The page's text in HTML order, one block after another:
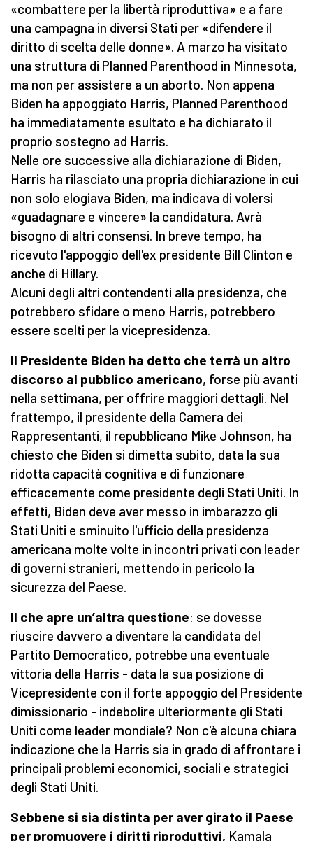
«combattere per la libertà riproduttiva» e a fare
una campagna in diversi Stati per «difendere il
diritto di scelta delle donne». A marzo ha visitato
una struttura di Planned Parenthood in Minnesota,
ma non per assistere a un aborto. Non appena
Biden ha appoggiato Harris, Planned Parenthood
ha immediatamente esultato e ha dichiarato il
proprio sostegno ad Harris.
Nelle ore successive alla dichiarazione di Biden,
Harris ha rilasciato una propria dichiarazione in cui
non solo elogiava Biden, ma indicava di volersi
«guadagnare e vincere» la candidatura. Avrà
bisogno di altri consensi. In breve tempo, ha
ricevuto l'appoggio dell'ex presidente Bill Clinton e
anche di Hillary.
Alcuni degli altri contendenti alla presidenza, che
potrebbero sfidare o meno Harris, potrebbero
essere scelti per la vicepresidenza.
Il Presidente Biden ha detto che terrà un altro
discorso al pubblico americano, forse più avanti
nella settimana, per offrire maggiori dettagli. Nel
frattempo, il presidente della Camera dei
Rappresentanti, il repubblicano Mike Johnson, ha
chiesto che Biden si dimetta subito, data la sua
ridotta capacità cognitiva e di funzionare
efficacemente come presidente degli Stati Uniti. In
effetti, Biden deve aver messo in imbarazzo gli
Stati Uniti e sminuito l'ufficio della presidenza
americana molte volte in incontri privati con leader
di governi stranieri, mettendo in pericolo la
sicurezza del Paese.
Il che apre un’altra questione: se dovesse
riuscire davvero a diventare la candidata del
Partito Democratico, potrebbe una eventuale
vittoria della Harris - data la sua posizione di
Vicepresidente con il forte appoggio del Presidente
dimissionario - indebolire ulteriormente gli Stati
Uniti come leader mondiale? Non c'è alcuna chiara
indicazione che la Harris sia in grado di affrontare i
principali problemi economici, sociali e strategici
degli Stati Uniti.
Sebbene si sia distinta per aver girato il Paese
per promuovere i diritti riproduttivi, Kamala